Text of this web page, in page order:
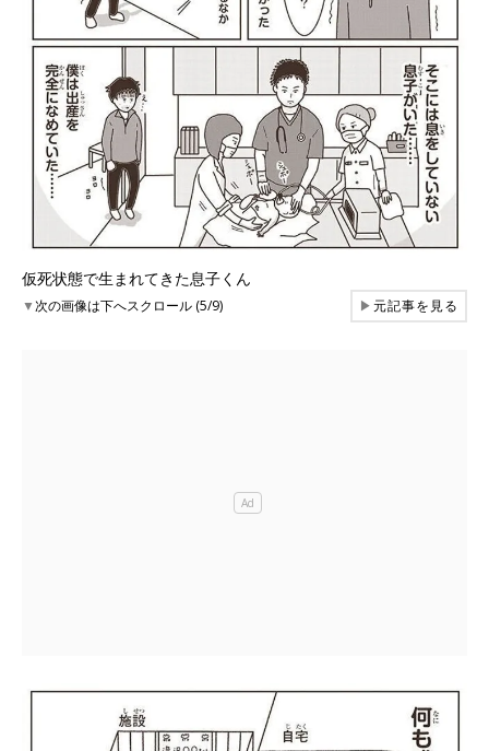
仮死状態で生まれてきた息子くん
▼次の画像は下へスクロール (5/9) ▶元記事を見る